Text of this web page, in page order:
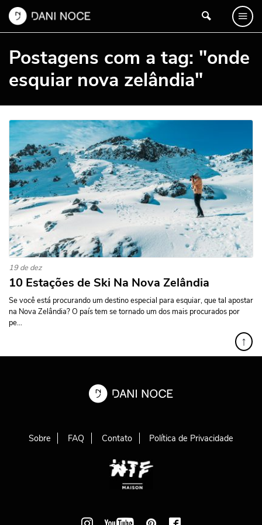
Postagens com a tag: "onde
esquiar nova zelândia"
19 de dez
10 Estações de Ski Na Nova Zelândia
Se você está procurando um destino especial para esquiar, que tal apostar
na Nova Zelândia? O país tem se tornado um dos mais procurados por
pe...
↑
Sobre FAQ Contato Política de Privacidade